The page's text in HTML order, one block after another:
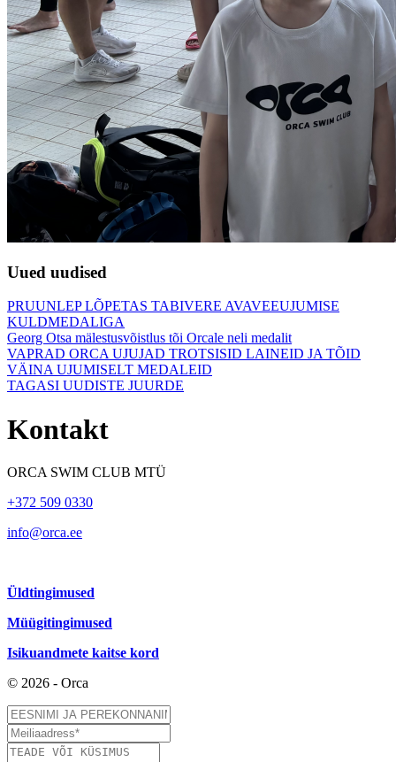
Uued uudised
PRUUNLEP LÕPETAS TABIVERE AVAVEEUJUMISE
KULDMEDALIGA
Georg Otsa mälestusvõistlus tõi Orcale neli medalit
VAPRAD ORCA UJUJAD TROTSISID LAINEID JA TÕID
VÄINA UJUMISELT MEDALEID
TAGASI UUDISTE JUURDE
Kontakt
ORCA SWIM CLUB MTÜ
+372 509 0330
info@orca.ee
Üldtingimused
Müügitingimused
Isikuandmete kaitse kord
© 2026 - Orca